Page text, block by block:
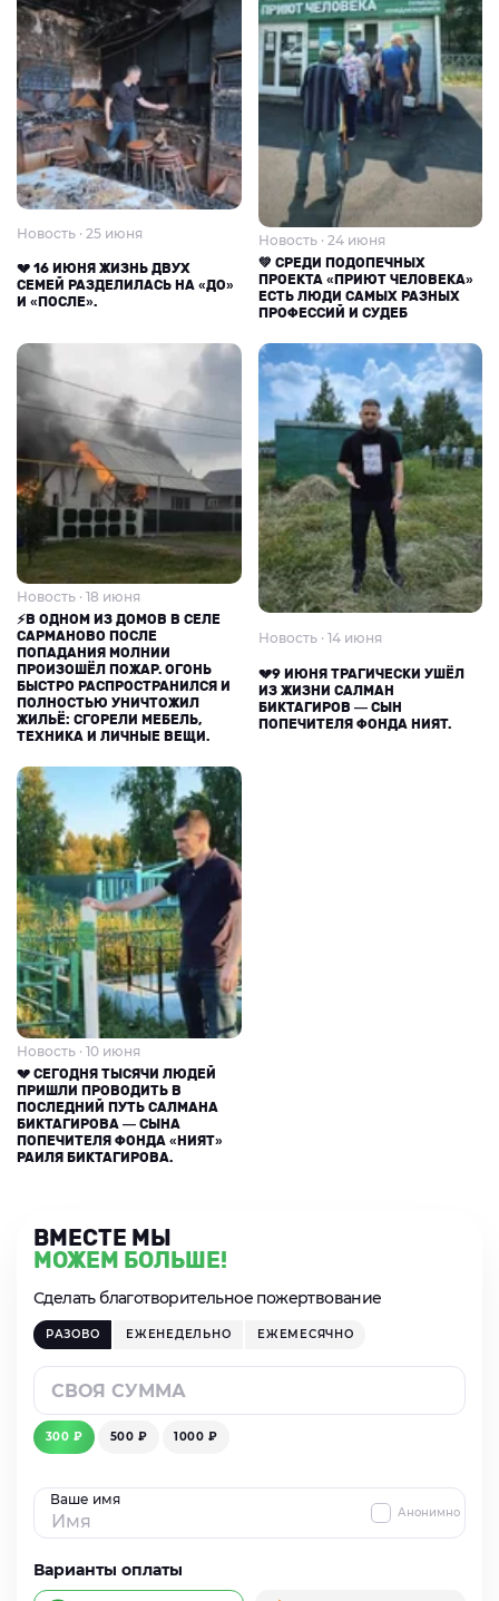
Новость · 25 июня
💔 16 ИЮНЯ ЖИЗНЬ ДВУХ
СЕМЕЙ РАЗДЕЛИЛАСЬ НА «ДО»
И «ПОСЛЕ».
Новость · 24 июня
💚 СРЕДИ ПОДОПЕЧНЫХ
ПРОЕКТА «ПРИЮТ ЧЕЛОВЕКА»
ЕСТЬ ЛЮДИ САМЫХ РАЗНЫХ
ПРОФЕССИЙ И СУДЕБ
Новость · 18 июня
⚡В ОДНОМ ИЗ ДОМОВ В СЕЛЕ
САРМАНОВО ПОСЛЕ
ПОПАДАНИЯ МОЛНИИ
ПРОИЗОШЁЛ ПОЖАР. ОГОНЬ
БЫСТРО РАСПРОСТРАНИЛСЯ И
ПОЛНОСТЬЮ УНИЧТОЖИЛ
ЖИЛЬЁ: СГОРЕЛИ МЕБЕЛЬ,
ТЕХНИКА И ЛИЧНЫЕ ВЕЩИ.
Новость · 14 июня
💔9 ИЮНЯ ТРАГИЧЕСКИ УШЁЛ
ИЗ ЖИЗНИ САЛМАН
БИКТАГИРОВ — СЫН
ПОПЕЧИТЕЛЯ ФОНДА НИЯТ.
Новость · 10 июня
💔 СЕГОДНЯ ТЫСЯЧИ ЛЮДЕЙ
ПРИШЛИ ПРОВОДИТЬ В
ПОСЛЕДНИЙ ПУТЬ САЛМАНА
БИКТАГИРОВА — СЫНА
ПОПЕЧИТЕЛЯ ФОНДА «НИЯТ»
РАИЛЯ БИКТАГИРОВА.
ВМЕСТЕ МЫ
МОЖЕМ БОЛЬШЕ!
Сделать благотворительное пожертвование
РАЗОВО ЕЖЕНЕДЕЛЬНО ЕЖЕМЕСЯЧНО
300 ₽ 500 ₽ 1000 ₽
Ваше имя
Анонимно
Варианты оплаты